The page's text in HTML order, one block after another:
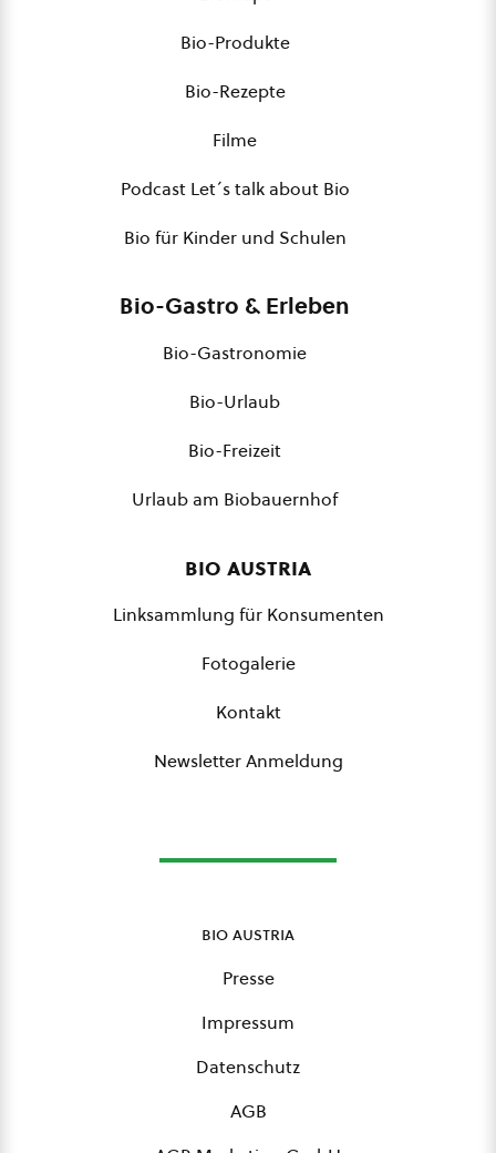
Bio-Produkte
Bio-Rezepte
Filme
Podcast Let´s talk about Bio
Bio für Kinder und Schulen
Bio-Gastro & Erleben
Bio-Gastronomie
Bio-Urlaub
Bio-Freizeit
Urlaub am Biobauernhof
bio austria
Linksammlung für Konsumenten
Fotogalerie
Kontakt
Newsletter Anmeldung
bio austria
Presse
Impressum
Datenschutz
AGB